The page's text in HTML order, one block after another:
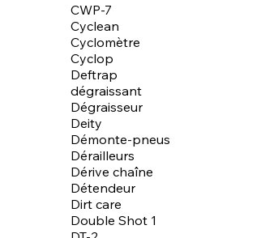
CWP-7
Cyclean
Cyclomètre
Cyclop
Deftrap
dégraissant
Dégraisseur
Deity
Démonte-pneus
Dérailleurs
Dérive chaîne
Détendeur
Dirt care
Double Shot 1